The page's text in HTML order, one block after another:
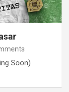
Soon)